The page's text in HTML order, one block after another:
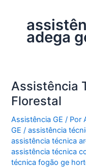
adega
Assistência
Florestal
Assistência GE / Por
GE/assistência
assistência técnica
assistência técnica
técnica fogão ge